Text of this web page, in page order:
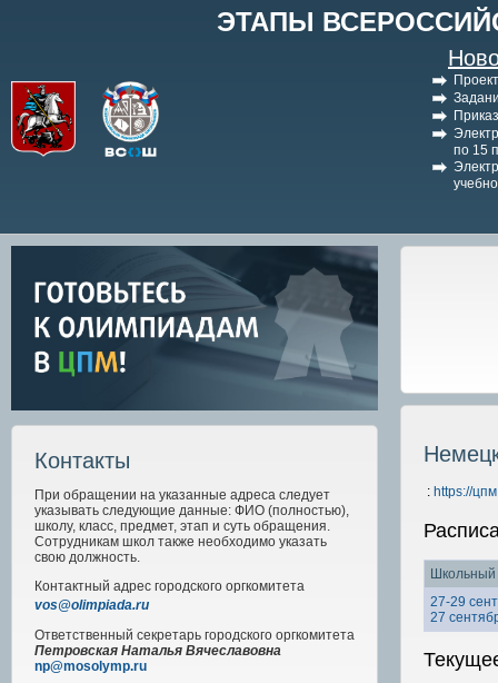
ЭТАПЫ
по 15
Контакты
При обращении на указанные адреса следует
указывать следующие данные: ФИО (полностью),
школу, класс, предмет, этап и суть обращения.
Сотрудникам школ также необходимо указать
свою должность.
Контактный адрес городского оргкомитета
vos@olimpiada.ru
Ответственный секретарь городского оргкомитета
Петровская Наталья Вячеславовна
np@mosolymp.ru
: https://
Школьный
27-29
27